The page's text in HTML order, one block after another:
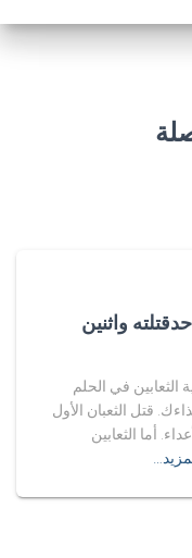
واثنين
الثعابين في الحلم
قتل الثعبان الأول
أما الثعابين